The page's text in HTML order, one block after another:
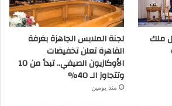
ملك
لجنة الملابس الجاهزة بغرفة
القاهرة تعلن تخفيضات
الأوكازيون الصيفي.. تبدأ من 10
وتتجاوز الـ 40%
منذ يومين